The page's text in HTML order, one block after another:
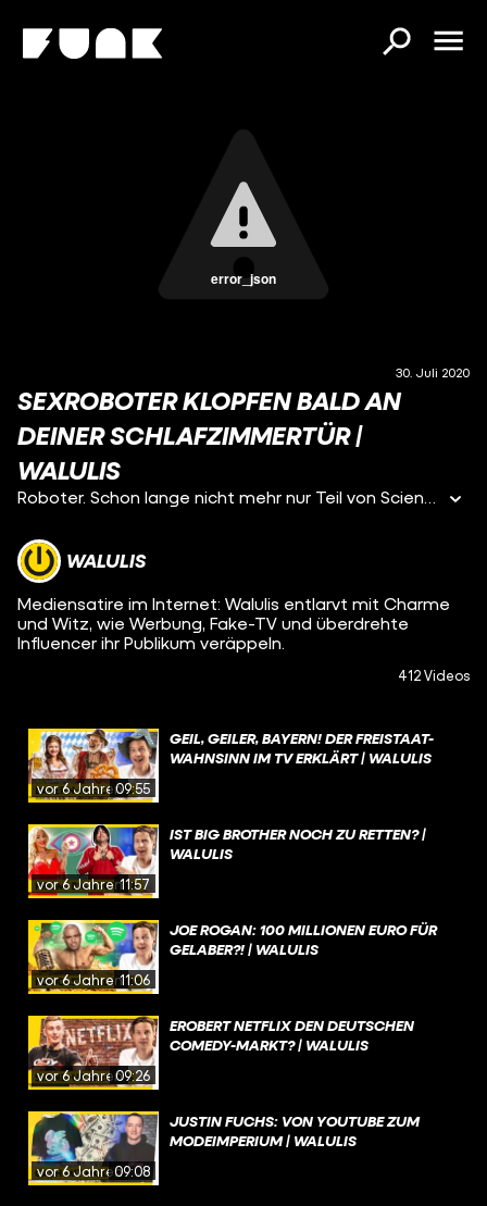
error_json
30. Juli 2020
SEXROBOTER KLOPFEN BALD AN
DEINER SCHLAFZIMMERTÜR |
WALULIS
Roboter. Schon lange nicht mehr nur Teil von Science-Fiction-Filmen: Kinder spielen mit ihnen, sie bestellen Felder, riskieren für uns sogar ihr Leben und sie dringen in immer mehr Lebensbereiche vor - bis in die allerprivatesten: Denn in der Entwickler-Szene sind Sexroboter das neue große Ding. Das hat früh erkannt: Matt McMullen. Der steht hinter einer der erfolgreichsten Sexroboter-Firmen der USA. Wir zeigen, wie Matt McMullen zum Steve Jobs der Sexroboter wurde und warum Harmony mehr ist als ein schnödes Sexspielzeug.
WALULIS
Mediensatire im Internet: Walulis entlarvt mit Charme
und Witz, wie Werbung, Fake-TV und überdrehte
Influencer ihr Publikum veräppeln.
412 Videos
vor 6 Jahren09:55
GEIL, GEILER, BAYERN! DER FREISTAAT-
WAHNSINN IM TV ERKLÄRT | WALULIS
vor 6 Jahren11:57
IST BIG BROTHER NOCH ZU RETTEN? |
WALULIS
vor 6 Jahren11:06
JOE ROGAN: 100 MILLIONEN EURO FÜR
GELABER?! | WALULIS
vor 6 Jahren09:26
EROBERT NETFLIX DEN DEUTSCHEN
COMEDY-MARKT? | WALULIS
vor 6 Jahren09:08
JUSTIN FUCHS: VON YOUTUBE ZUM
MODEIMPERIUM | WALULIS